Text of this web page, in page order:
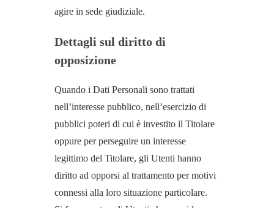
agire in sede giudiziale.
Dettagli sul diritto di
opposizione
Quando i Dati Personali sono trattati
nell’interesse pubblico, nell’esercizio di
pubblici poteri di cui è investito il Titolare
oppure per perseguire un interesse
legittimo del Titolare, gli Utenti hanno
diritto ad opporsi al trattamento per motivi
connessi alla loro situazione particolare.